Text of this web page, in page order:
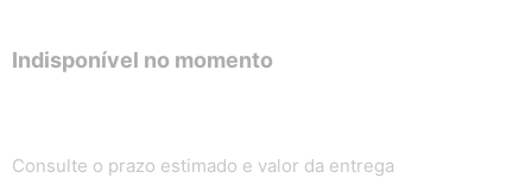
Consulte o prazo estimado e valor da entrega